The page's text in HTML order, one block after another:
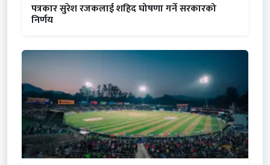
पत्रकार सुरेश रजकलाई शहिद घोषणा गर्ने सरकारको
निर्णय